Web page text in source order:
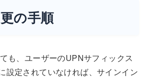
の手順
も、ユーザーのUPNサフィックス
設定されていなければ、サインイン